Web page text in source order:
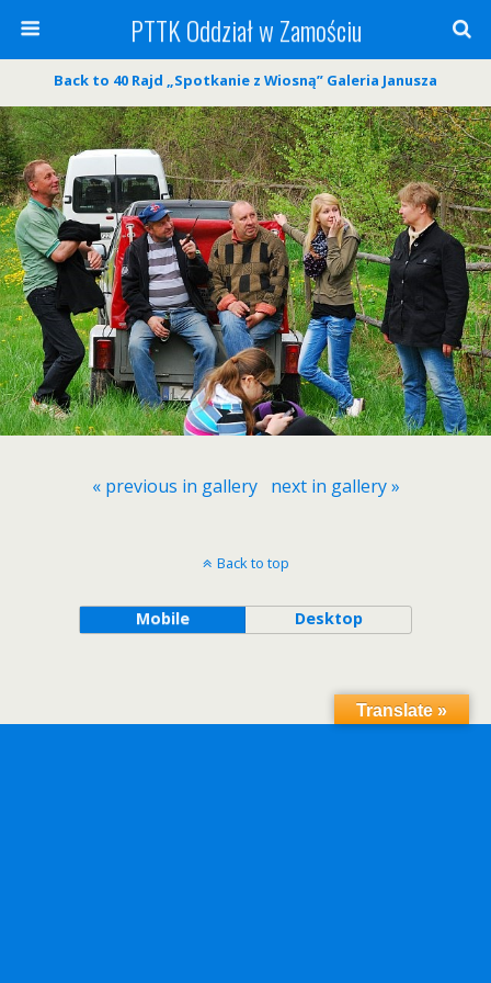
PTTK Oddział w Zamościu
Back to 40 Rajd „Spotkanie z Wiosną” Galeria Janusza
« previous in gallery next in gallery »
Back to top
Mobile Desktop
Translate »